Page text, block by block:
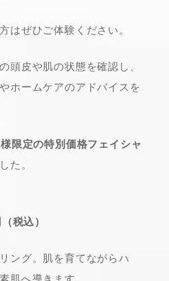
はぜひご体験ください。
頭皮や肌の状態を確認し、
ホームケアのアドバイスを
限定の特別価格フェイシャ
た。
税込）
ング。肌を育てながらハ
肌へ導きます。